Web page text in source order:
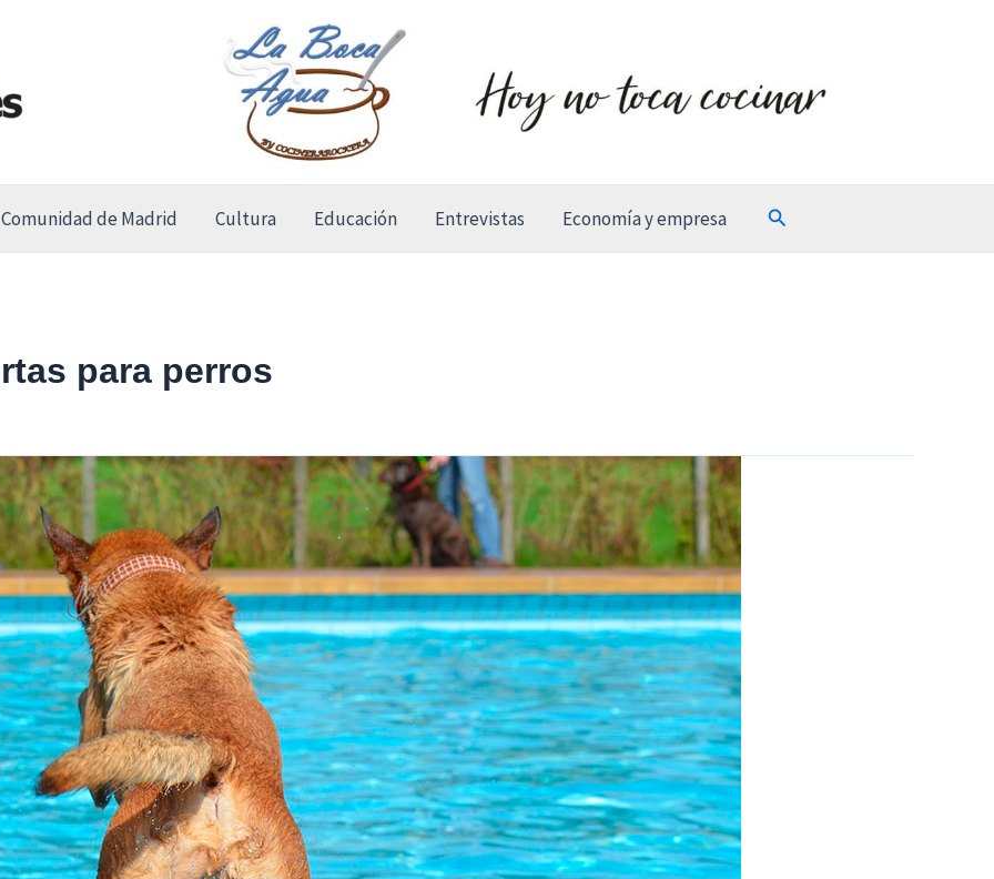
Comunidad de Madrid Cultura Educación Entrevistas Economía y empresa Buscar
para perros